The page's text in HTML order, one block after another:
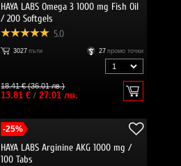
HAYA LABS Omega 3 1000 mg Fish Oil
/ 200 Softgels
5.0
3027 пъти 27 промо точки
18.41 € (36.01 лв.)
13.81 €/ 27.01 лв.
-25%
HAYA LABS Arginine AKG 1000 mg /
100 Tabs